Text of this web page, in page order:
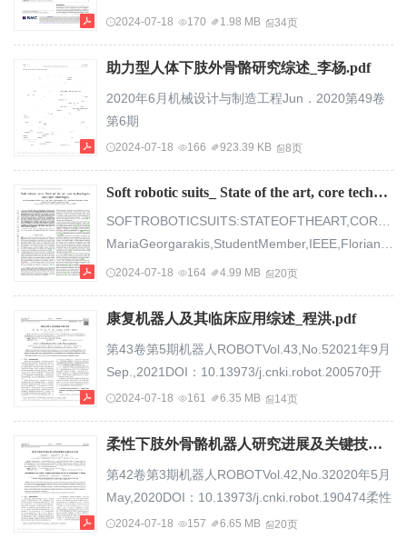
2024-07-18 170 1.98 MB 34页
助力型人体下肢外骨骼研究综述_李杨.pdf
2020年6月机械设计与制造工程Jun．2020第49卷
第6期
MachineDesignandManufacturingEngineeringVol．
2020．06．007助力型人体下肢外骨骼研究综述李
助力型人体下肢外骨骼为主，对近些年四大组成系
感...
2024-07-18 166 923.39 KB 8页
Soft robotic suits_ State of the art, core technologies__and open challenges(1).pdf
—2024-07-18 164 4.99 MB 20页
康复机器人及其临床应用综述_程洪.pdf
第43卷第5期机器人ROBOTVol.43,No.52021年9月
Sep.,2021DOI：10.13973/j.cnki.robot.200570开
放科学标识码（OSID）：康复机器人及其临床应用
（电子科技大学机器人研究中心，四川成都
展进行了综述，从运动障碍康复机器人和认知障碍
康复机器人方面对康复机器人进行了归纳总结，并
针对每项技术提出了一些发展趋势的展望．最后以
2024-07-18 161 6.35 MB 14页
柔性下肢外骨骼机器人研究进展及关键技术分析_赵新刚(1).pdf
第42卷第3期机器人ROBOTVol.42,No.32020年5月
May,2020DOI：10.13973/j.cnki.robot.190474柔性
下肢外骨骼机器人研究进展及关键技术分析赵新刚
2024-07-18 157 6.65 MB 20页